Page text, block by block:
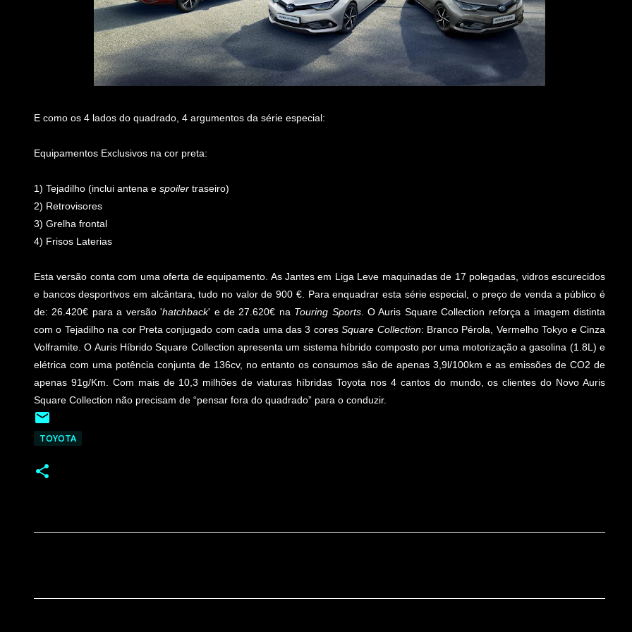
E como os 4 lados do quadrado, 4 argumentos da série especial:
Equipamentos Exclusivos na cor preta:
1) Tejadilho (inclui antena e spoiler traseiro)
2) Retrovisores
3) Grelha frontal
4) Frisos Laterias
Esta versão conta com uma oferta de equipamento. As Jantes em Liga Leve maquinadas de 17 polegadas, vidros escurecidos
e bancos desportivos em alcântara, tudo no valor de 900 €. Para enquadrar esta série especial, o preço de venda a público é
de: 26.420€ para a versão 'hatchback' e de 27.620€ na Touring Sports. O Auris Square Collection reforça a imagem distinta
com o Tejadilho na cor Preta conjugado com cada uma das 3 coresSquare Collection: Branco Pérola, Vermelho Tokyo e Cinza
Volframite. O Auris Híbrido Square Collection apresenta um sistema híbrido composto por uma motorização a gasolina (1.8L) e
elétrica com uma potência conjunta de 136cv, no entanto os consumos são de apenas 3,9l/100km e as emissões de CO2 de
apenas 91g/Km. Com mais de 10,3 milhões de viaturas híbridas Toyota nos 4 cantos do mundo, os clientes do Novo Auris
Square Collection não precisam de “pensar fora do quadrado” para o conduzir.
TOYOTA